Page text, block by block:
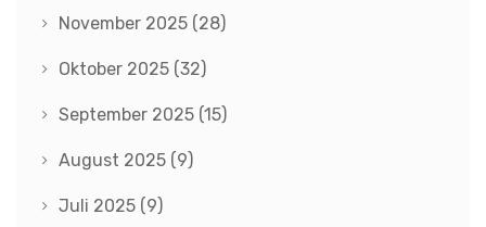
November 2025 (28)
Oktober 2025 (32)
September 2025 (15)
August 2025 (9)
Juli 2025 (9)